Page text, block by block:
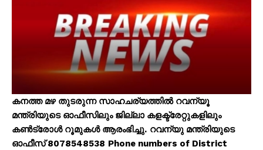
കനത്ത മഴ തുടരുന്ന സാഹചര്യത്തിൽ റവന്യൂ
മന്ത്രിയുടെ ഓഫീസിലും ജില്ലാ കളക്ട്രേറ്റുകളിലും
കൺട്രോൾ റൂമുകൾ ആരംഭിച്ചു. റവന്യു മന്ത്രിയുടെ
ഓഫീസ് 8078548538 Phone numbers of District